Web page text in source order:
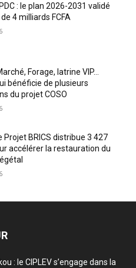
: le plan 2026-2031 validé
4 milliards FCFA
Forage, latrine VIP…
bénéficie de plusieurs
du projet COSO
Projet BRICS distribue 3 427
accélérer la restauration du
: le CIPLEV s’engage dans la